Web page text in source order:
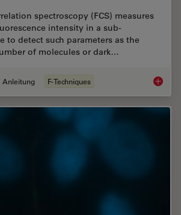
spectroscopy (FCS) measures
intensity in a sub-
to detect such parameters as the
of molecules or dark…
Anleitung F-Techniques